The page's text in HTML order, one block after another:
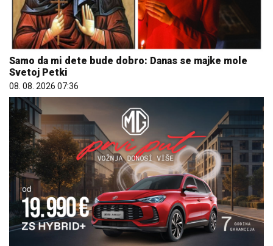
Samo da mi dete bude dobro: Danas se majke mole
Svetoj Petki
08. 08. 2026 07:36
Hibrid broj 1 koji osvaja Evropu, sada po specijalnoj
akcijskoj ceni od 19.990€ do 31.8.